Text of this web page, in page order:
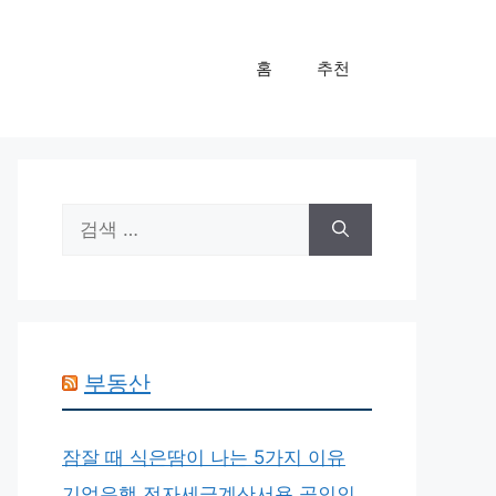
홈 추천
색:
부동산
잠잘 때 식은땀이 나는 5가지 이유